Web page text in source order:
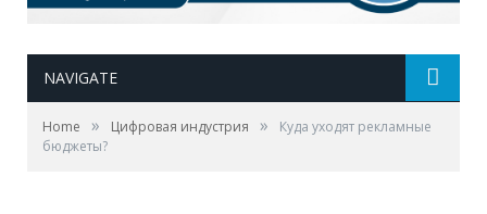
NAVIGATE
Home » Цифровая индустрия »
Куда уходят рекламные
бюджеты?